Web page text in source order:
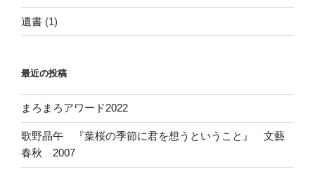
遺書 (1)
最近の投稿
まろまろアワード2022
歌野晶午 『葉桜の季節に君を想うということ』 文藝
春秋 2007